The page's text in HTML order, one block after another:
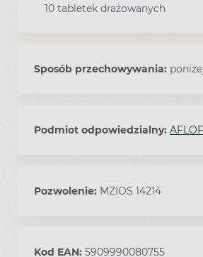
10 tabletek drażowanych
Sposób przechowywania:
Podmiot odpowiedzialny:
Pozwolenie: MZIOS 14214
Kod EAN: 5909990080755